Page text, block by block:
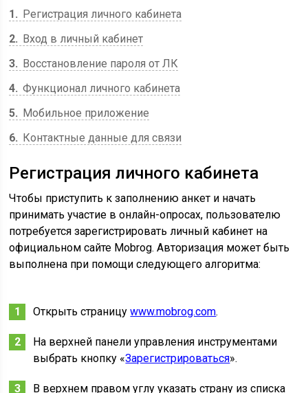
1
Регистрация личного кабинета
2
Вход в личный кабинет
3
Восстановление пароля от ЛК
4 Функционал личного кабинета
5
Мобильное приложение
6
Контактные данные для связи
Регистрация личного кабинета
Чтобы приступить к заполнению анкет и начать
принимать участие в онлайн-опросах, пользователю
потребуется зарегистрировать личный кабинет на
официальном сайте Mobrog. Авторизация может быть
выполнена при помощи следующего алгоритма:
Открыть страницуwww.mobrog.com.
На верхней панели управления инструментами
выбрать кнопку «Зарегистрироваться».
В верхнем правом углу указать страну из списка